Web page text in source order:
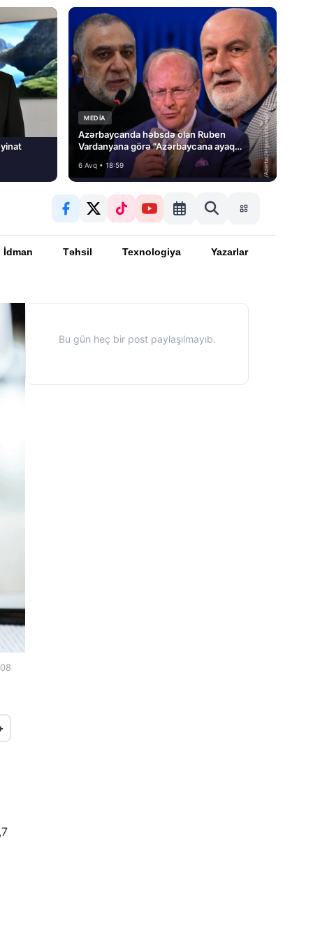
MEDİA
Azərbaycanda həbsdə olan Ruben
Vardanyana görə “Azərbaycana ayaq
basmayacağını” dedi və…
6 Avq • 18:59
İdman Təhsil Texnologiya Yazarlar
Bu gün heç bir post paylaşılmayıb.